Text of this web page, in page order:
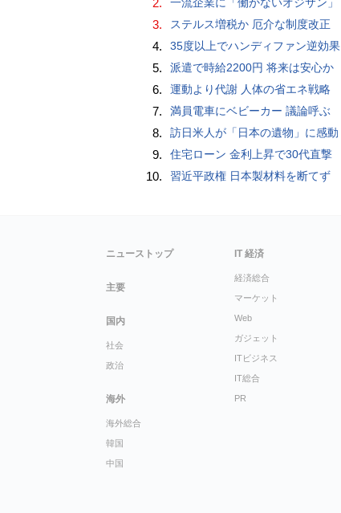
3. ステルス増税か 厄介な制度改正
4. 35度以上でハンディファン逆効果
5. 派遣で時給2200円 将来は安心か
6. 運動より代謝 人体の省エネ戦略
7. 満員電車にベビーカー 議論呼ぶ
8. 訪日米人が「日本の遺物」に感動
9. 住宅ローン 金利上昇で30代直撃
10. 習近平政権 日本製材料を断てず
ニューストップ
主要
国内
社会
政治
海外
海外総合
韓国
中国
IT 経済
経済総合
マーケット
Web
ガジェット
ITビジネス
IT総合
PR